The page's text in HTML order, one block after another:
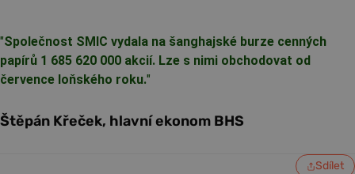
"Společnost SMIC vydala na šanghajské burze cenných
papírů 1 685 620 000 akcií. Lze s nimi obchodovat od
července loňského roku."
Štěpán Křeček, hlavní ekonom BHS
Sdílet